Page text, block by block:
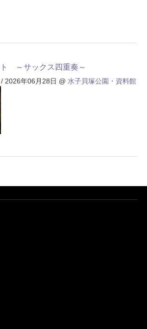
～サックス四重奏～
/ 2026年06月28日 @ 水子貝塚公園・資料館